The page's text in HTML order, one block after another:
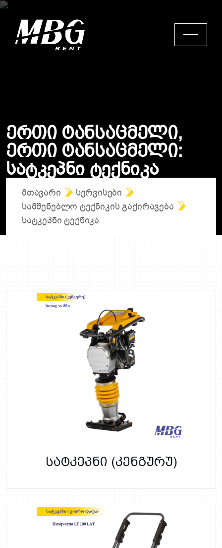
Ერთი Ტანსაცმელი,
Ერთი Ტანსაცმელი:
Სატკეპნი Ტექნიკა
ᲛᲗᲐᲕᲐᲠᲘ
ᲡᲔᲠᲕᲘᲡᲔᲑᲘ
ᲡᲐᲛᲨᲔᲜᲔᲑᲚᲝ ᲢᲔᲥᲜᲘᲙᲘᲡ ᲒᲐᲥᲘᲠᲐᲕᲔᲑᲐ
ᲡᲐᲢᲙᲔᲞᲜᲘ ᲢᲔᲥᲜᲘᲙᲐ
სატკეპნი (კენგურუ)